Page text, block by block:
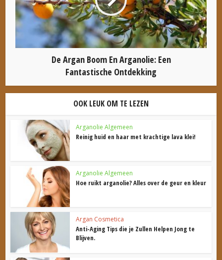
De Argan Boom En Arganolie: Een
Fantastische Ontdekking
OOK LEUK OM TE LEZEN
Arganolie Algemeen
Reinig huid en haar met krachtige lava klei!
Arganolie Algemeen
Hoe ruikt arganolie? Alles over de geur en kleur
Argan Cosmetica
Anti-Aging Tips die je Zullen Helpen Jong te
Blijven.